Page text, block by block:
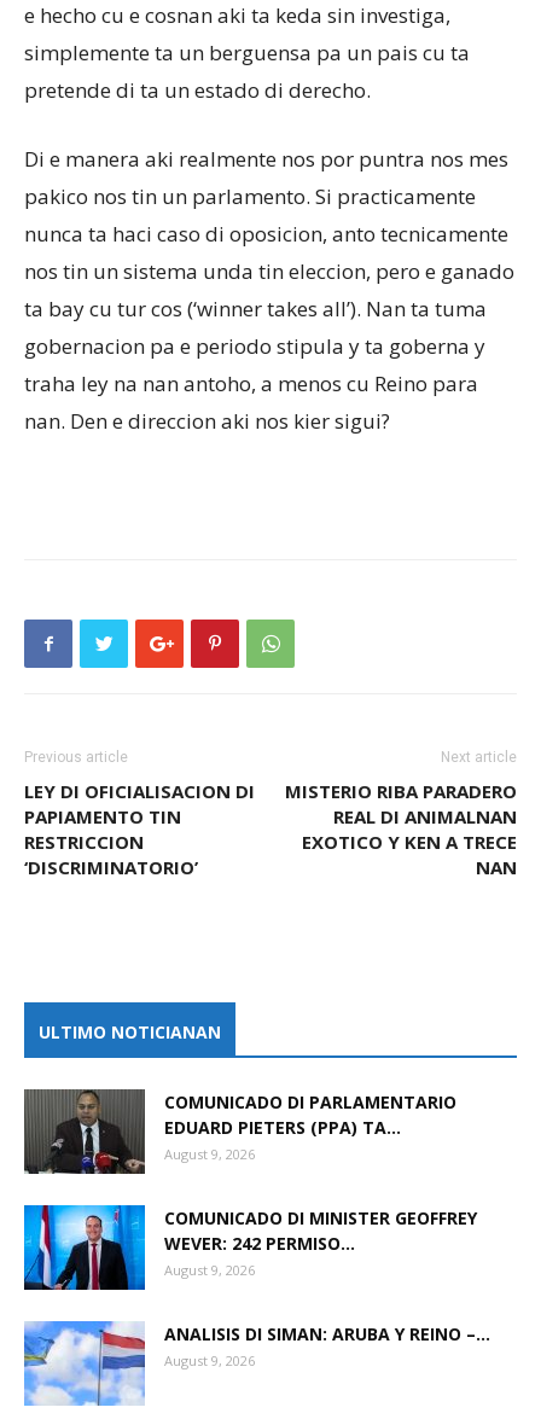
e hecho cu e cosnan aki ta keda sin investiga,
simplemente ta un berguensa pa un pais cu ta
pretende di ta un estado di derecho.
Di e manera aki realmente nos por puntra nos mes
pakico nos tin un parlamento. Si practicamente
nunca ta haci caso di oposicion, anto tecnicamente
nos tin un sistema unda tin eleccion, pero e ganado
ta bay cu tur cos (‘winner takes all’). Nan ta tuma
gobernacion pa e periodo stipula y ta goberna y
traha ley na nan antoho, a menos cu Reino para
nan. Den e direccion aki nos kier sigui?
Previous article
LEY DI OFICIALISACION DI
PAPIAMENTO TIN
RESTRICCION
‘DISCRIMINATORIO’
Next article
MISTERIO RIBA PARADERO
REAL DI ANIMALNAN
EXOTICO Y KEN A TRECE
NAN
ULTIMO NOTICIANAN
COMUNICADO DI PARLAMENTARIO
EDUARD PIETERS (PPA) TA...
August 9, 2026
COMUNICADO DI MINISTER GEOFFREY
WEVER: 242 PERMISO...
August 9, 2026
ANALISIS DI SIMAN: ARUBA Y REINO –...
August 9, 2026